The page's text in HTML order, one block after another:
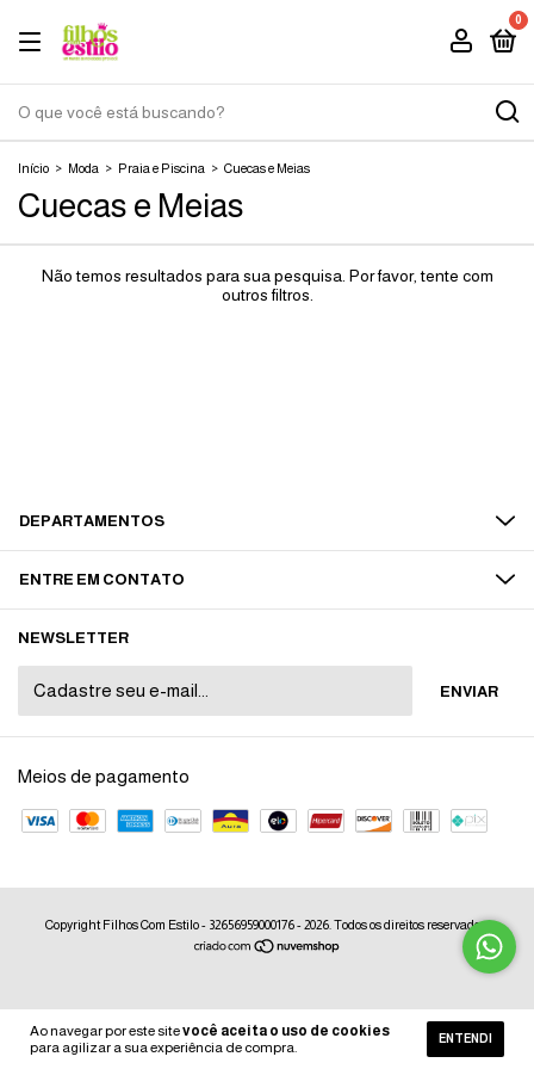
0
Ao navegar por este sitevocê aceita o uso de cookies
para agilizar a sua experiência de compra.
ENTENDI
Início > Moda > Praia e Piscina > Cuecas e Meias
Cuecas e Meias
Não temos resultados para sua pesquisa. Por favor, tente com
outros filtros.
DEPARTAMENTOS
ENTRE EM CONTATO
NEWSLETTER
Meios de pagamento
Copyright Filhos Com Estilo - 32656959000176 - 2026. Todos os direitos reservados.